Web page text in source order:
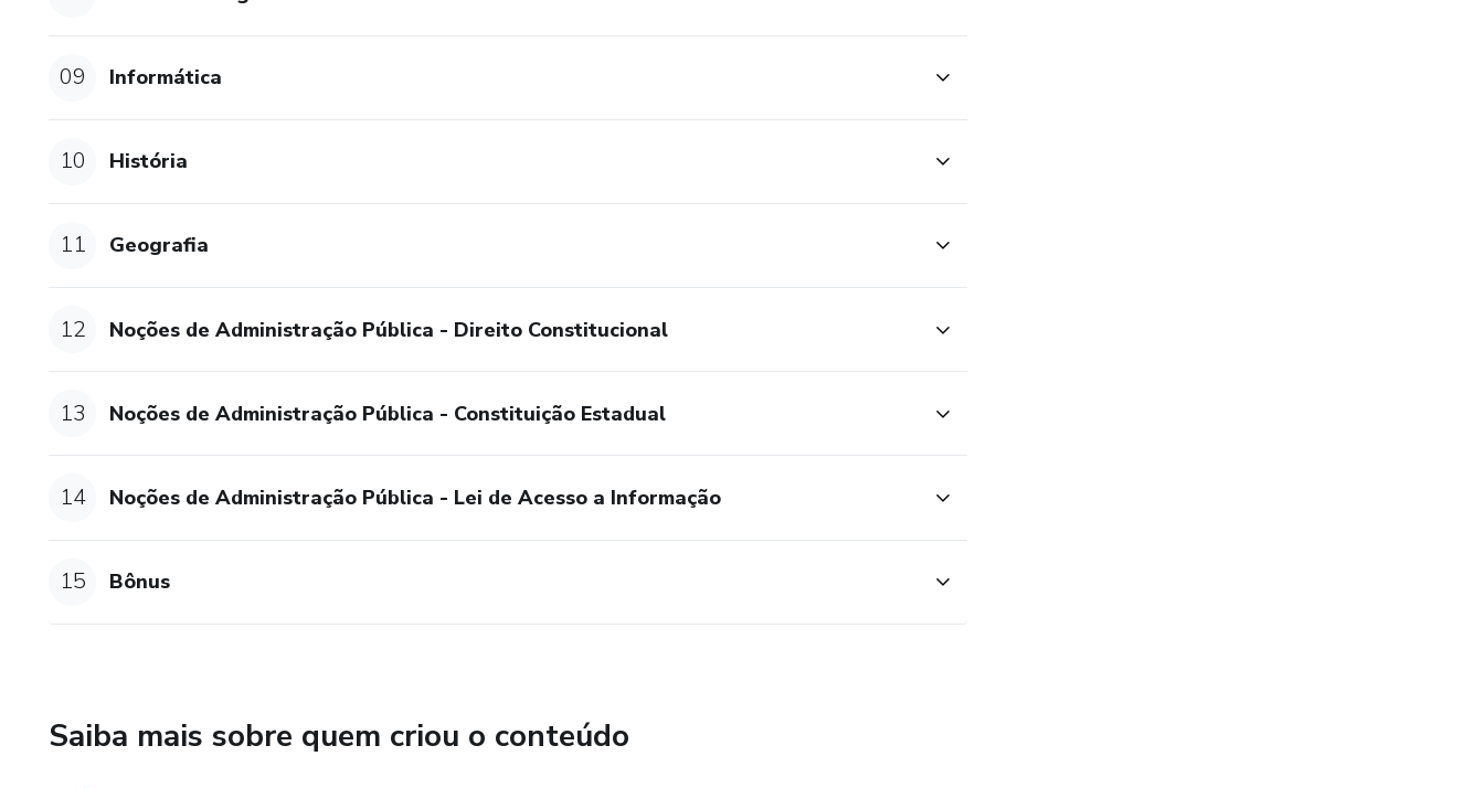
que conhecem a fundo a banca FGV e têm um histórico comprovado de ajudar candidatos a
alcançar seus sonhos.
09 Informática
10 História
11 Geografia
12 Noções de Administração Pública - Direito Constitucional
13 Noções de Administração Pública - Constituição Estadual
14 Noções de Administração Pública - Lei de Acesso a Informação
15 Bônus
Saiba mais sobre quem criou o conteúdo